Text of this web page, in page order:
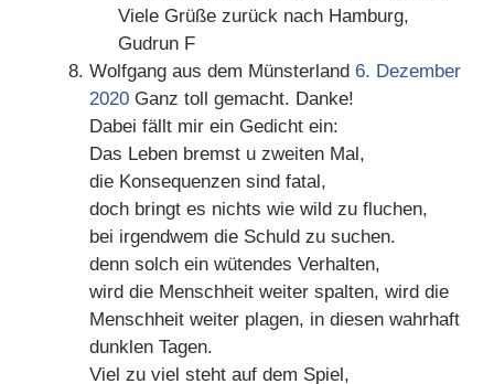
Viele Grüße zurück nach Hamburg,
Gudrun F
Wolfgang aus dem Münsterland 6. Dezember
2020 Ganz toll gemacht. Danke!
Dabei fällt mir ein Gedicht ein:
Das Leben bremst u zweiten Mal,
die Konsequenzen sind fatal,
doch bringt es nichts wie wild zu fluchen,
bei irgendwem die Schuld zu suchen.
denn solch ein wütendes Verhalten,
wird die Menschheit weiter spalten, wird die
Menschheit weiter plagen, in diesen wahrhaft
dunklen Tagen.
Viel zu viel steht auf dem Spiel,